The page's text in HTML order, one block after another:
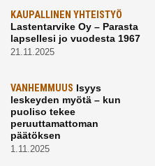
KAUPALLINEN YHTEISTYÖ
Lastentarvike Oy – Parasta
lapsellesi jo vuodesta 1967
21.11.2025
VANHEMMUUS Isyys
leskeyden myötä – kun
puoliso tekee
peruuttamattoman
päätöksen
1.11.2025